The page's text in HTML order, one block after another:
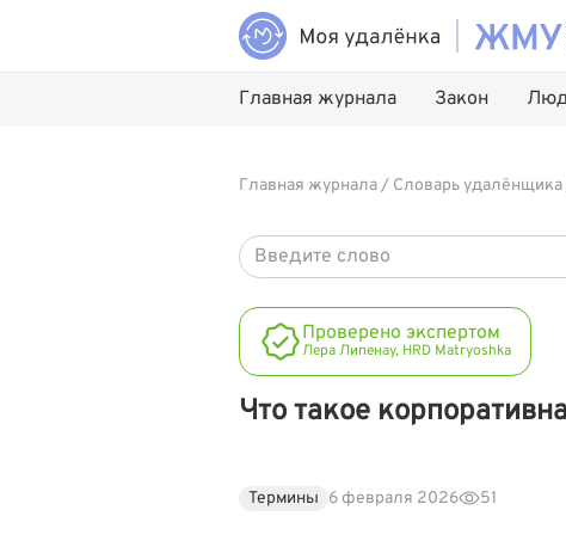
Главная журнала Закон
Главная журнала/ Словарь удалёнщика
Проверено экспертом
Лера Липенау, HRD Matryoshka
Что такое
Термины 6 февраля 2026 51